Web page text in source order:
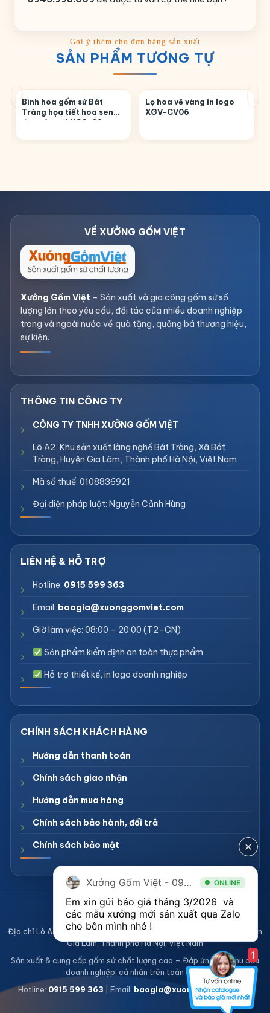
SẢN PHẨM TƯƠNG TỰ
Bình hoa gốm sứ Bát
Tràng họa tiết hoa sen
đen vẽ tay LHGS-03
Lọ hoa vẽ vàng in logo
XGV-CV06
Xưởng Gốm Việt – Sản xuất và gia công gốm sứ số
lượng lớn theo yêu cầu, đối tác của nhiều doanh nghiệp
trong và ngoài nước về quà tặng, quảng bá thương hiệu,
sự kiện.
CÔNG TY TNHH XƯỞNG GỐM VIỆT
Lô A2, Khu sản xuất làng nghề Bát Tràng, Xã Bát
Tràng, Huyện Gia Lâm, Thành phố Hà Nội, Việt Nam
Mã số thuế: 0108836921
Đại diện pháp luật: Nguyễn Cảnh Hùng
Hotline: 0915 599 363
Email: baogia@xuonggomviet.com
Giờ làm việc: 08:00 – 20:00 (T2–CN)
Sản phẩm kiểm định an toàn thực phẩm
Hỗ trợ thiết kế, in logo doanh nghiệp
Hướng dẫn thanh toán
Chính sách giao nhận
Hướng dẫn mua hàng
Chính sách bảo hành, đổi trả
Chính sách bảo mật
CÔNG TY TNHH XƯỞNG GỐM VIỆT
Mã số thuế 0108836921
Địa chỉ Lô A2, Khu sản xuất làng nghề Bát Tràng, Xã Bát Tràng, Huyện
Gia Lâm, Thành phố Hà Nội, Việt Nam
Sản xuất & cung cấp gốm sứ chất lượng cao – Đáp ứng mọi nhu cầu
doanh nghiệp, cá nhân trên toàn quốc
Hotline: 0915 599 363 | Email: baogia@xuonggomviet.com
Xưởng Gốm Việt - 094.1900.823 ONLINE
Em xin gửi báo giá tháng 3/2026  và
các mẫu xưởng mới sản xuất qua Zalo
cho bên mình nhé !
1